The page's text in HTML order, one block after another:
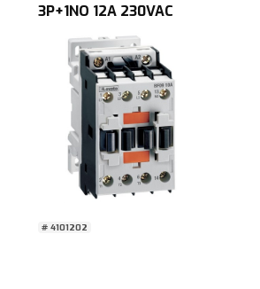
3P+1NO 12A 230VAC
50/60Hz spole Lovato
Chint
# 4101202